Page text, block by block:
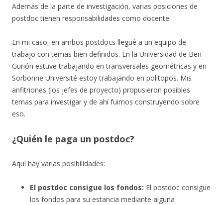
Además de la parte de investigación, varias posiciones de
postdoc tienen responsabilidades como docente.
En mi caso, en ambos postdocs llegué a un equipo de
trabajo con temas bien definidos. En la Universidad de Ben
Gurión estuve trabajando en transversales geométricas y en
Sorbonne Université estoy trabajando en politopos. Mis
anfitriones (los jefes de proyecto) propusieron posibles
temas para investigar y de ahí fuimos construyendo sobre
eso.
¿Quién le paga un postdoc?
Aquí hay varias posibilidades:
El postdoc consigue los fondos: El postdoc consigue
los fondos para su estancia mediante alguna